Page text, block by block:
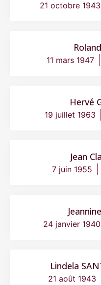
21 octobre 1943
11 mars 1947
Hervé
19 juillet 1963
Jean
7 juin 1955
24 janvier 1940
Lindela
21 août 1943